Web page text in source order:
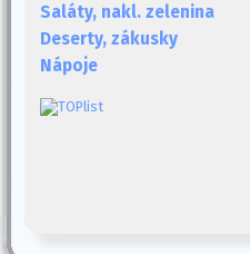
Saláty, nakl. zelenina
Deserty, zákusky
Nápoje